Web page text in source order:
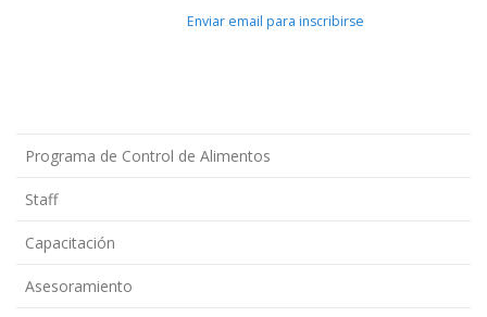
Enviar email para inscribirse
Programa de Control de Alimentos
Staff
Capacitación
Asesoramiento